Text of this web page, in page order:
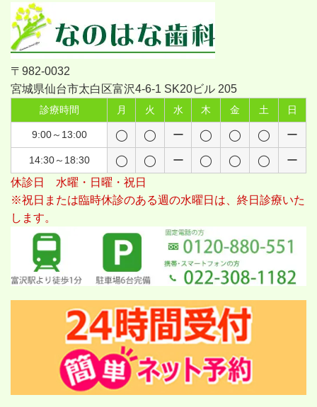
〒982-0032
宮城県仙台市太白区富沢4-6-1 SK20ビル 205
診療時間 月 火 水 木 金 土 日
9:00～13:00 ◯ ◯ ー ◯ ◯ ◯ ー
14:30～18:30 ◯ ◯ ー ◯ ◯ ◯
ー
休診日 水曜・日曜・祝日
※祝日または臨時休診のある週の水曜日は、終日診療いた
します。